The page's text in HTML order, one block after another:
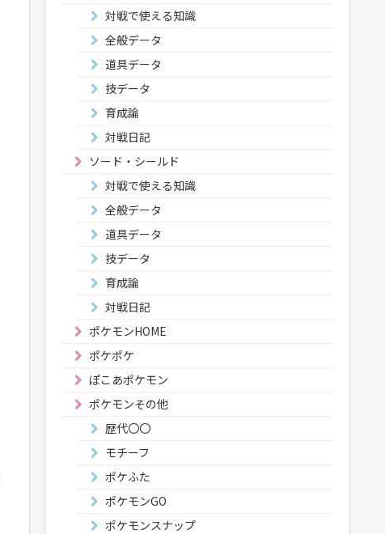
対戦で使える知識
全般データ
道具データ
技データ
育成論
対戦日記
ソード・シールド
対戦で使える知識
全般データ
道具データ
技データ
育成論
対戦日記
ポケモンHOME
ポケポケ
ぽこあポケモン
ポケモンその他
歴代〇〇
モチーフ
ポケふた
ポケモンGO
ポケモンスナップ